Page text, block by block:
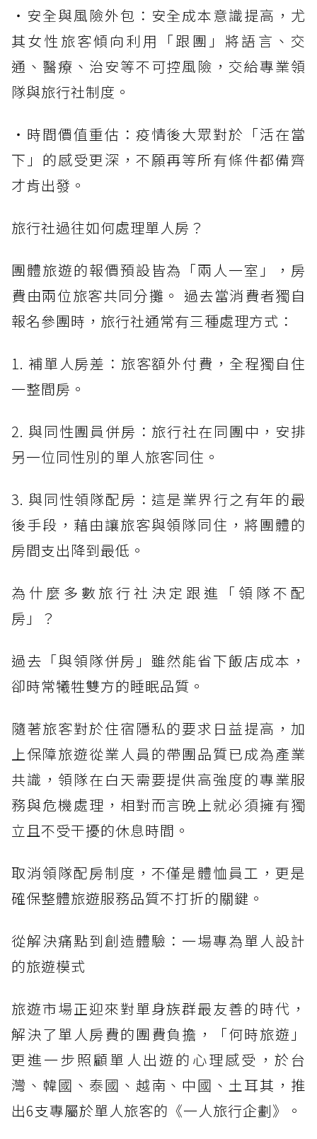
・安全與風險外包：安全成本意識提高，尤
其女性旅客傾向利用「跟團」將語言、交
通、醫療、治安等不可控風險，交給專業領
隊與旅行社制度。
・時間價值重估：疫情後大眾對於「活在當
下」的感受更深，不願再等所有條件都備齊
才肯出發。
旅行社過往如何處理單人房？
團體旅遊的報價預設皆為「兩人一室」，房
費由兩位旅客共同分攤。 過去當消費者獨自
報名參團時，旅行社通常有三種處理方式：
1. 補單人房差：旅客額外付費，全程獨自住
一整間房。
2. 與同性團員併房：旅行社在同團中，安排
另一位同性別的單人旅客同住。
3. 與同性領隊配房：這是業界行之有年的最
後手段，藉由讓旅客與領隊同住，將團體的
房間支出降到最低。
為什麼多數旅行社決定跟進「領隊不配
房」？
過去「與領隊併房」雖然能省下飯店成本，
卻時常犧牲雙方的睡眠品質。
隨著旅客對於住宿隱私的要求日益提高，加
上保障旅遊從業人員的帶團品質已成為產業
共識，領隊在白天需要提供高強度的專業服
務與危機處理，相對而言晚上就必須擁有獨
立且不受干擾的休息時間。
取消領隊配房制度，不僅是體恤員工，更是
確保整體旅遊服務品質不打折的關鍵。
從解決痛點到創造體驗：一場專為單人設計
的旅遊模式
旅遊市場正迎來對單身族群最友善的時代，
解決了單人房費的團費負擔，「何時旅遊」
更進一步照顧單人出遊的心理感受，於台
灣、韓國、泰國、越南、中國、土耳其，推
出6支專屬於單人旅客的《一人旅行企劃》。